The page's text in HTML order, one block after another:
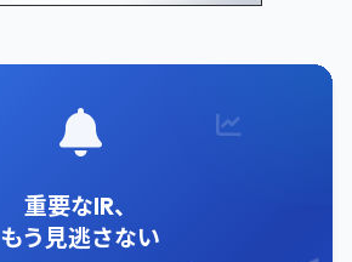
重要なIR、
もう見逃さない